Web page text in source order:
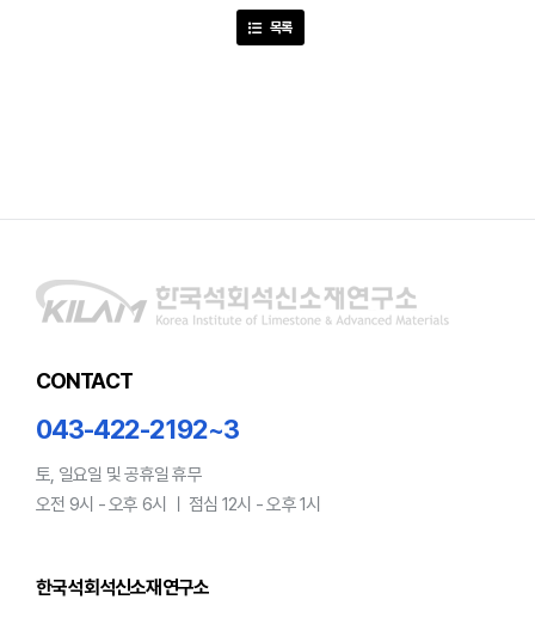
목록
CONTACT
043-422-2192~3
토, 일요일 및 공휴일 휴무
오전 9시 - 오후 6시 ㅣ 점심 12시 - 오후 1시
한국석회석신소재연구소